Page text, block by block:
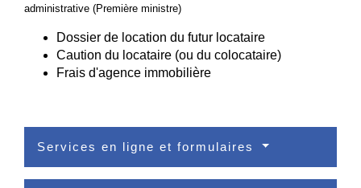
administrative (Première ministre)
Dossier de location du futur locataire
Caution du locataire (ou du colocataire)
Frais d'agence immobilière
Services en ligne et formulaires